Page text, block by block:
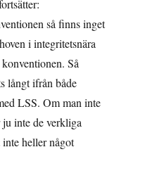
så finns inget
i integritetsnära
Så
långt ifrån både
LSS. Om man inte
inte de verkliga
heller något